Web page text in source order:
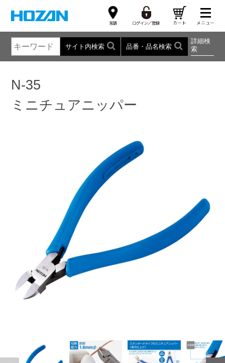
サイト内検索 品番・品名検索
詳細検
索
N-35
ミニチュアニッパー